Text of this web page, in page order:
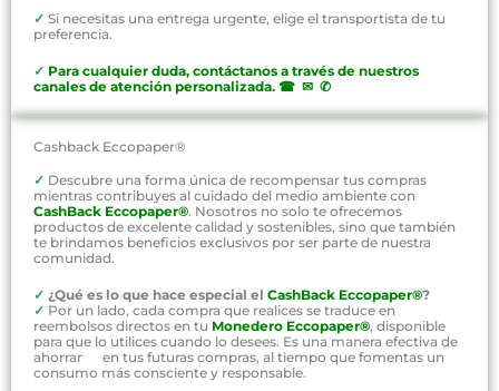
✓ Si necesitas una entrega urgente, elige el transportista de tu
preferencia.
✓ Para cualquier duda, contáctanos a través de nuestros
canales de atención personalizada. ☎ ✉ ✆
Cashback Eccopaper®
✓ Descubre una forma única de recompensar tus compras
mientras contribuyes al cuidado del medio ambiente con
CashBack Eccopaper®. Nosotros no solo te ofrecemos
productos de excelente calidad y sostenibles, sino que también
te brindamos beneficios exclusivos por ser parte de nuestra
comunidad.
✓ ¿Qué es lo que hace especial el CashBack Eccopaper®?
✓ Por un lado, cada compra que realices se traduce en
reembolsos directos en tu Monedero Eccopaper®, disponible
para que lo utilices cuando lo desees. Es una manera efectiva de
ahorrar en tus futuras compras, al tiempo que fomentas un
consumo más consciente y responsable.